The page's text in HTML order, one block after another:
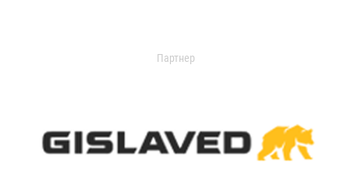
Партнер